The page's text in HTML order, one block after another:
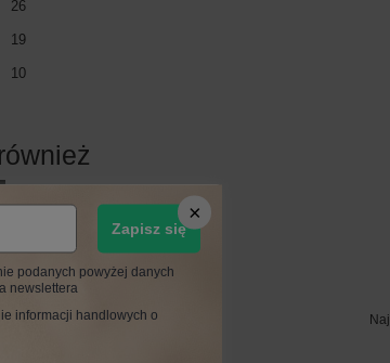
26
19
10
Zapisz się
podanych powyżej danych
newslettera
informacji handlowych o